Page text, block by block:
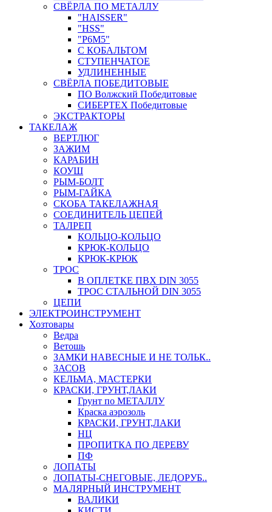
СВЁРЛА ПО МЕТАЛЛУ
"HAISSER"
"HSS"
"Р6М5"
С КОБАЛЬТОМ
СТУПЕНЧАТОЕ
УДЛИНЕННЫЕ
СВЁРЛА ПОБЕДИТОВЫЕ
ПО Волжский Победитовые
СИБЕРТЕХ Победитовые
ЭКСТРАКТОРЫ
ТАКЕЛАЖ
ВЕРТЛЮГ
ЗАЖИМ
КАРАБИН
КОУШ
РЫМ-БОЛТ
РЫМ-ГАЙКА
СКОБА ТАКЕЛАЖНАЯ
СОЕДИНИТЕЛЬ ЦЕПЕЙ
ТАЛРЕП
КОЛЬЦО-КОЛЬЦО
КРЮК-КОЛЬЦО
КРЮК-КРЮК
ТРОС
В ОПЛЕТКЕ ПВХ DIN 3055
ТРОС СТАЛЬНОЙ DIN 3055
ЦЕПИ
ЭЛЕКТРОИНСТРУМЕНТ
Хозтовары
Ведра
Ветошь
ЗАМКИ НАВЕСНЫЕ И НЕ ТОЛЬК..
ЗАСОВ
КЕЛЬМА, МАСТЕРКИ
КРАСКИ, ГРУНТ,ЛАКИ
Грунт по МЕТАЛЛУ
Краска аэрозоль
КРАСКИ, ГРУНТ,ЛАКИ
НЦ
ПРОПИТКА ПО ДЕРЕВУ
ПФ
ЛОПАТЫ
ЛОПАТЫ-СНЕГОВЫЕ, ЛЕДОРУБ..
МАЛЯРНЫЙ ИНСТРУМЕНТ
ВАЛИКИ